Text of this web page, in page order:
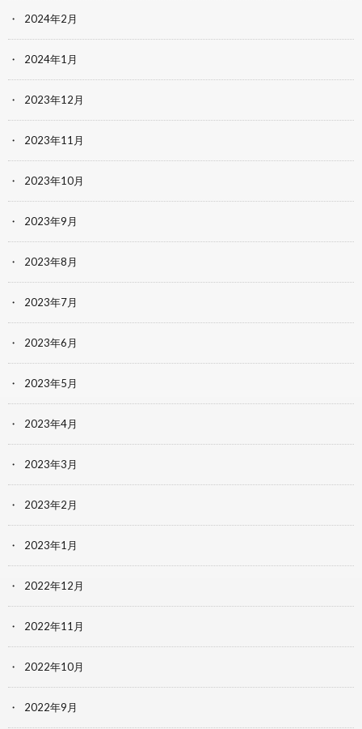
2024年2月
2024年1月
2023年12月
2023年11月
2023年10月
2023年9月
2023年8月
2023年7月
2023年6月
2023年5月
2023年4月
2023年3月
2023年2月
2023年1月
2022年12月
2022年11月
2022年10月
2022年9月